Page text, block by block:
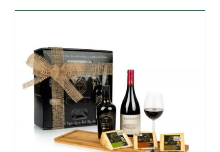
English